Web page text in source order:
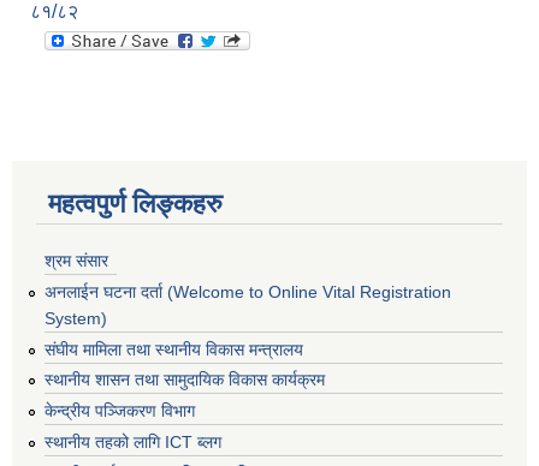
८१/८२
महत्वपुर्ण लिङ्कहरु
श्रम संसार
अनलाईन घटना दर्ता (Welcome to Online Vital Registration
System)
संघीय मामिला तथा स्थानीय विकास मन्त्रालय
स्थानीय शासन तथा सामुदायिक विकास कार्यक्रम
केन्द्रीय पञ्जिकरण विभाग
स्थानीय तहको लागि ICT ब्लग